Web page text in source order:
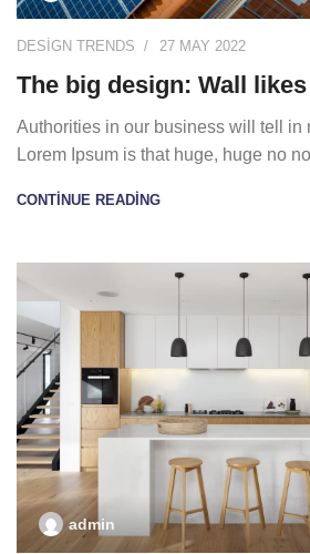
DESIGN TRENDS 27 MAY 2022
The big design: Wall
Authorities in our business will tell in
Lorem Ipsum is that huge, huge no
CONTINUE READING
admin